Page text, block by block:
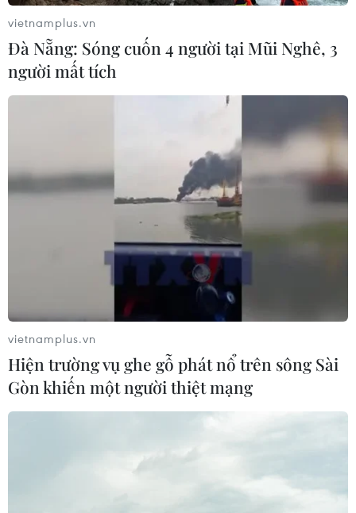
2023 dự kiến diễn ra trong tháng Chín tới nhưng có thể
sẽ bị hoãn lại tới tháng Một năm sau.
Lượng khán giả truyền hình của lễ trao
giải Emmy 2022 thấp kỷ lục
14/09/2022 02:47
Kênh truyền hình NBC của Mỹ ngày 13/9 cho biết lượng
xuống chỉ còn 5,9 triệu người.
vietnamplus.vn
Đà Nẵng: Sóng cuốn 4 người tại Mũi Nghê, 3
người mất tích
vietnamplus.vn
Hiện trường vụ ghe gỗ phát nổ trên sông Sài
Gòn khiến một người thiệt mạng